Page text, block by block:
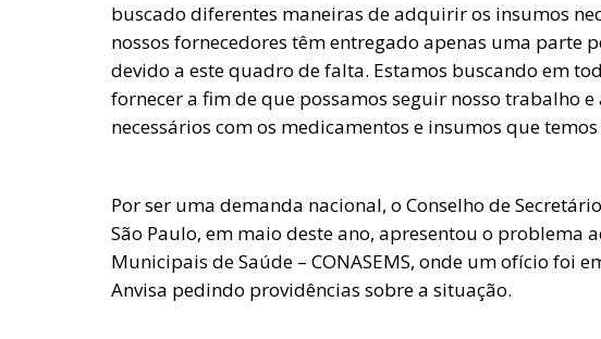
buscado diferentes maneiras de adquirir os insumos
nossos fornecedores têm entregado apenas uma parte
devido a este quadro de falta. Estamos buscando em
fornecer a fim de que possamos seguir nosso trabalho
necessários com os medicamentos e insumos que
Por ser uma demanda nacional, o Conselho de
São Paulo, em maio deste ano, apresentou o problema
Municipais de Saúde – CONASEMS, onde um ofício foi
Anvisa pedindo providências sobre a situação.